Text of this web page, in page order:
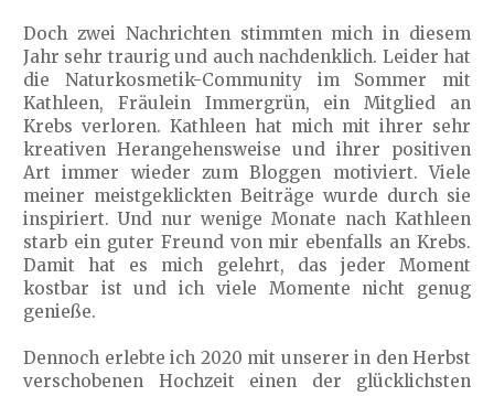
Doch zwei Nachrichten stimmten mich in diesem
Jahr sehr traurig und auch nachdenklich. Leider hat
die Naturkosmetik-Community im Sommer mit
Kathleen, Fräulein Immergrün, ein Mitglied an
Krebs verloren. Kathleen hat mich mit ihrer sehr
kreativen Herangehensweise und ihrer positiven
Art immer wieder zum Bloggen motiviert. Viele
meiner meistgeklickten Beiträge wurde durch sie
inspiriert. Und nur wenige Monate nach Kathleen
starb ein guter Freund von mir ebenfalls an Krebs.
Damit hat es mich gelehrt, das jeder Moment
kostbar ist und ich viele Momente nicht genug
genieße.
Dennoch erlebte ich 2020 mit unserer in den Herbst
verschobenen Hochzeit einen der glücklichsten